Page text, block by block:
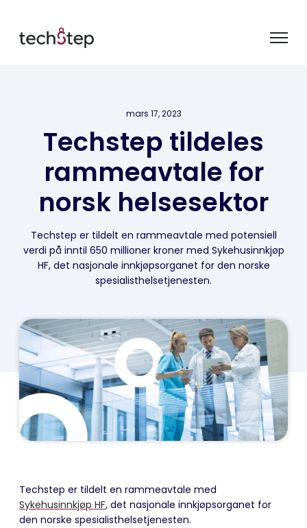
mars 17, 2023
Techstep tildeles
rammeavtale for
norsk helsesektor
Techstep er tildelt en rammeavtale med potensiell
verdi på inntil 650 millioner kroner med Sykehusinnkjøp
HF, det nasjonale innkjøpsorganet for den norske
spesialisthelsetjenesten.
Techstep er tildelt en rammeavtale med
Sykehusinnkjøp HF, det nasjonale innkjøpsorganet for
den norske spesialisthelsetjenesten.